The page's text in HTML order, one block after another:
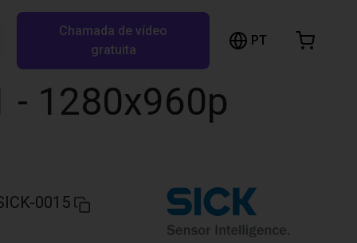
Chamada de vídeo
gratuita
PT
- 1280x960p
0015
de compras
Ir para a loja